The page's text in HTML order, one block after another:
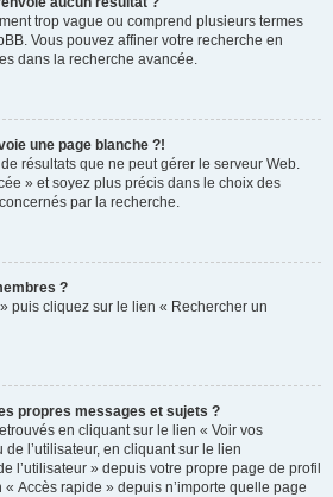
trop vague ou comprend plusieurs termes
Vous pouvez affiner votre recherche en
dans la recherche avancée.
une page blanche ?!
résultats que ne peut gérer le serveur Web.
» et soyez plus précis dans le choix des
par la recherche.
?
puis cliquez sur le lien « Rechercher un
propres messages et sujets ?
en cliquant sur le lien « Voir vos
l’utilisateur, en cliquant sur le lien
l’utilisateur » depuis votre propre page de profil
Accès rapide » depuis n’importe quelle page